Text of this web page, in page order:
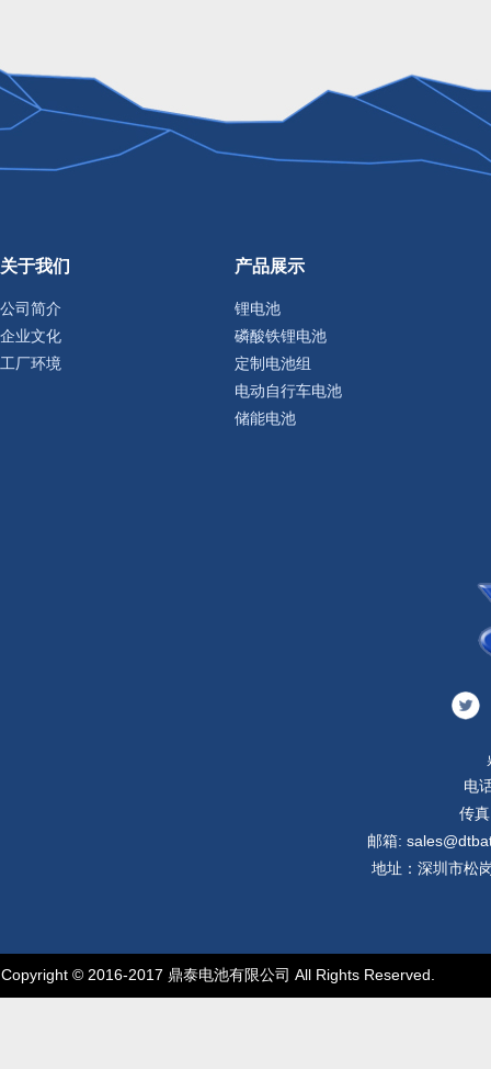
关于我们
公司简介
企业文化
工厂环境
产品展示
锂电池
磷酸铁锂电池
定制电池组
电动自行车电池
储能电池
电
传
邮箱:
地址：深圳市松
Copyright © 2016-2017 鼎泰电池有限公司 All Rights Reserved.